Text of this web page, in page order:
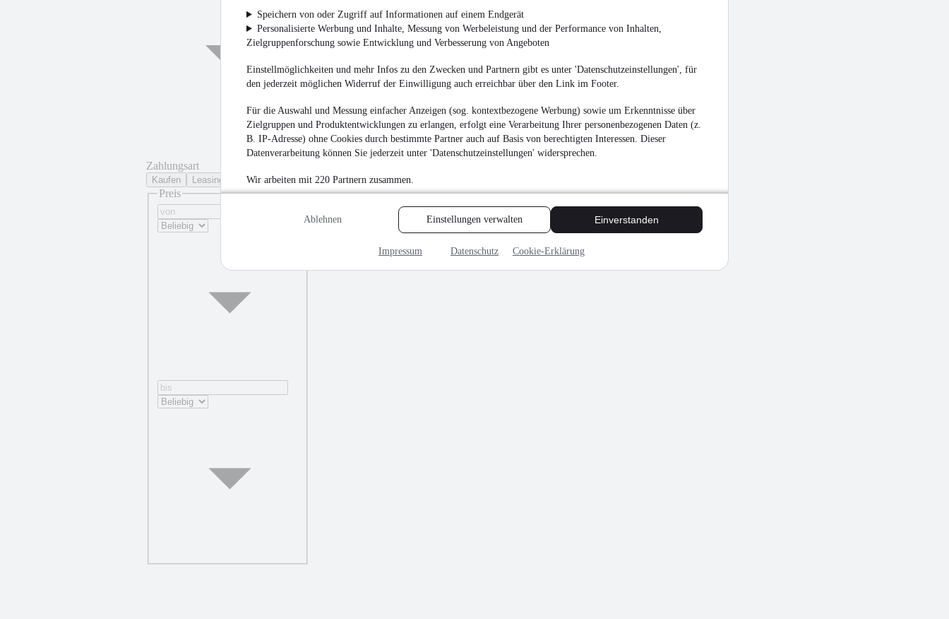
Speichern von oder Zugriff auf Informationen auf einem Endgerät
Personalisierte Werbung und Inhalte, Messung von Werbeleistung und der Performance von Inhalten,
Zielgruppenforschung sowie Entwicklung und Verbesserung von Angeboten
Einstellmöglichkeiten und mehr Infos zu den Zwecken und Partnern gibt es unter 'Datenschutzeinstellungen', für
den jederzeit möglichen Widerruf der Einwilligung auch erreichbar über den Link im Footer.
Für die Auswahl und Messung einfacher Anzeigen (sog. kontextbezogene Werbung) sowie um Erkenntnisse über
Zielgruppen und Produktentwicklungen zu erlangen, erfolgt eine Verarbeitung Ihrer personenbezogenen Daten (z.
B. IP-Adresse) ohne Cookies durch bestimmte Partner auch auf Basis von berechtigten Interessen. Dieser
Datenverarbeitung können Sie jederzeit unter 'Datenschutzeinstellungen' widersprechen.
Wir arbeiten mit 220 Partnern zusammen.
Ablehnen Einstellungen verwalten Einverstanden
Impressum Datenschutz Cookie-Erklärung
Zahlungsart
Kaufen Leasing
Preis